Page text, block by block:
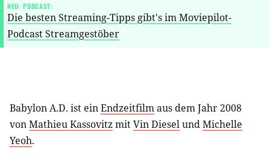
NEU: PODCAST:
Die besten Streaming-Tipps gibt's im Moviepilot-
Podcast Streamgestöber
Babylon A.D. ist einEndzeitfilmaus dem Jahr 2008
vonMathieu KassovitzmitVin DieselundMichelle
Yeoh.